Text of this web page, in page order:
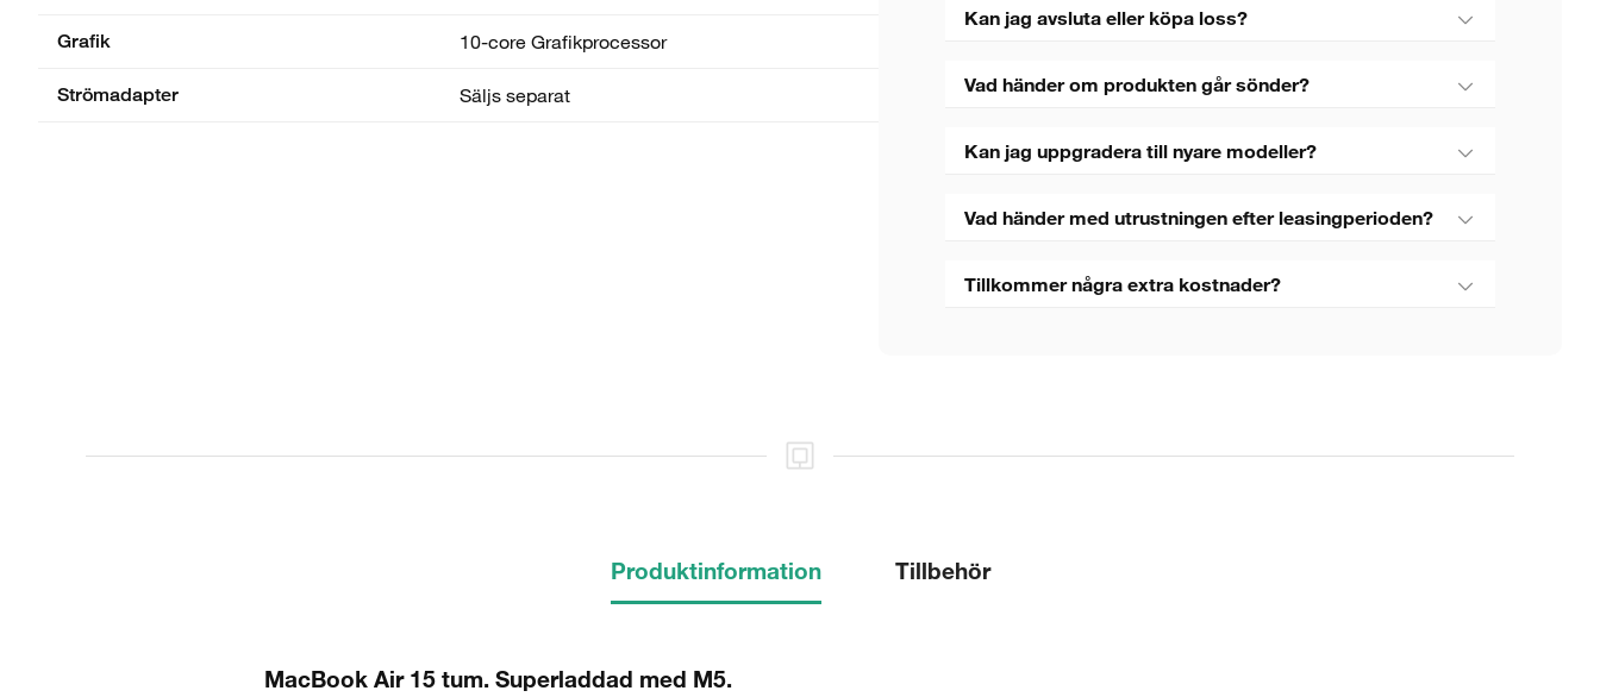
Grafik 10-core Grafik­processor
Strömadapter Säljs separat
Kan jag avsluta eller köpa loss?
Vad händer om produkten går sönder?
Kan jag uppgradera till nyare modeller?
Vad händer med utrustningen efter leasingperioden?
Tillkommer några extra kostnader?
Produktinformation Tillbehör
MacBook Air 15 tum. Superladdad med M5.